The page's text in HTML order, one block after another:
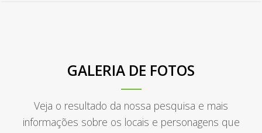
GALERIA DE FOTOS
Veja o resultado da nossa pesquisa e mais
informações sobre os locais e personagens que